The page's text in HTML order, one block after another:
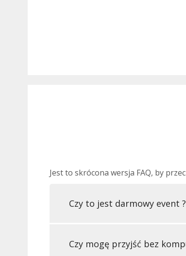
Jest to skrócona wersja FAQ, by
Czy to jest darmowy event ?
Czy mogę przyjść bez